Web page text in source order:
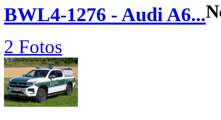
BWL4-1276 - Audi A6...
2 Fotos